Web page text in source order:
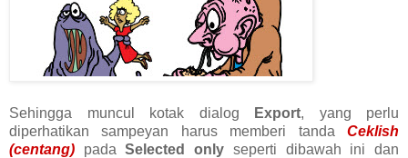
Sehingga muncul kotak dialog Export, yang perlu
diperhatikan sampeyan harus memberi tanda Ceklish
(centang) padaSelected only seperti dibawah ini dan